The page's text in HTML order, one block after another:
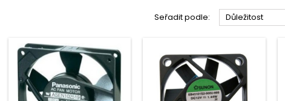
Seřadit podle: Důležitost